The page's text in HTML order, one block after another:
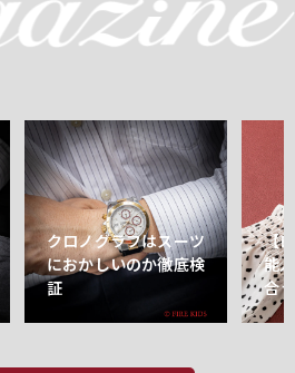
クロノグラフはスーツ
におかしいのか徹底検
証
【
能
合